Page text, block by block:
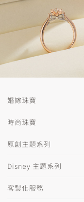
婚嫁珠寶
時尚珠寶
原創主題系列
Disney 主題系列
客製化服務